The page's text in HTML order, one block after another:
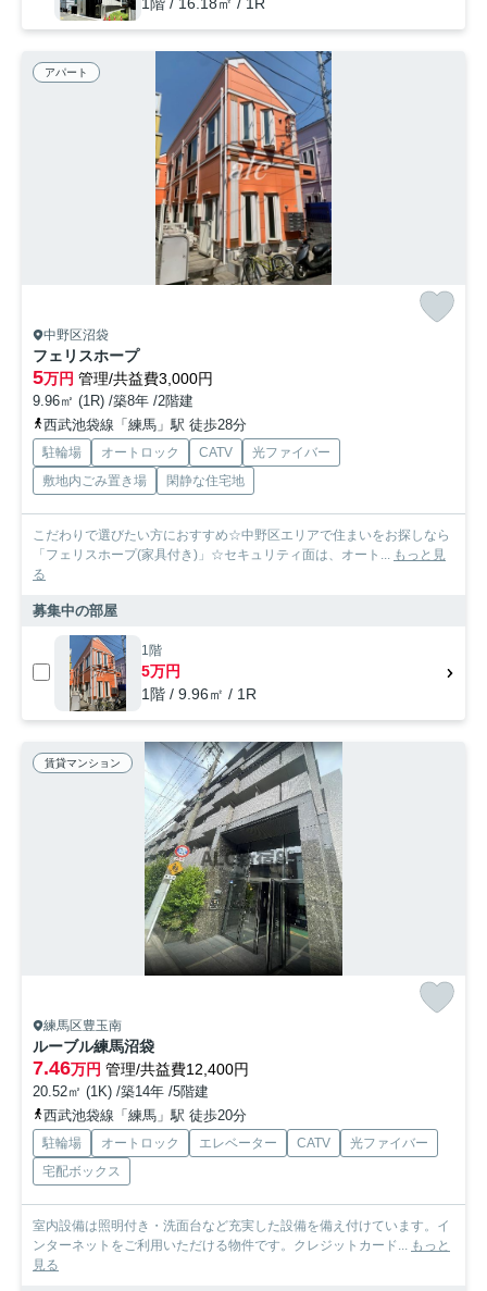
アパート
中野区沼袋
フェリスホープ
5万円 管理/共益費3,000円
9.96㎡ (1R) /築8年 /2階建
西武池袋線「練馬」駅 徒歩28分
駐輪場 オートロック CATV
光ファイバー
敷地内ごみ置き場
閑静な住宅地
こだわりで選びたい方におすすめ☆中野区エリアで住まいをお探しなら
「フェリスホープ(家具付き)」☆セキュリティ面は、オート... もっと見
る
募集中の部屋
1階
5万円
1階 / 9.96㎡ / 1R
賃貸マンション
練馬区豊玉南
ルーブル練馬沼袋
7.46万円 管理/共益費12,400円
20.52㎡ (1K) /築14年 /5階建
西武池袋線「練馬」駅 徒歩20分
駐輪場 オートロック エレベーター CATV
光ファイバー
宅配ボックス
室内設備は照明付き・洗面台など充実した設備を備え付けています。イ
ンターネットをご利用いただける物件です。クレジットカード... もっと
見る